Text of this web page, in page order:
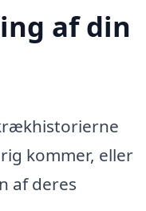
af din
kommer, eller
af deres